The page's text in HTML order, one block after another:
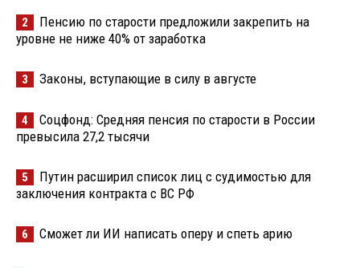
2
Пенсию по старости предложили закрепить на
уровне не ниже 40% от заработка
3 Законы, вступающие в силу в августе
4
Соцфонд: Средняя пенсия по старости в России
превысила 27,2 тысячи
5
Путин расширил список лиц с судимостью для
заключения контракта с ВС РФ
6 Сможет ли ИИ написать оперу и спеть арию